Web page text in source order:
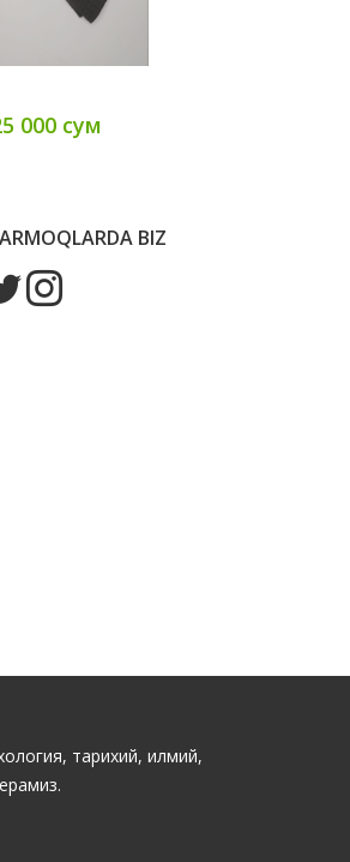
000 сум
BIZ
тарихий, илмий,